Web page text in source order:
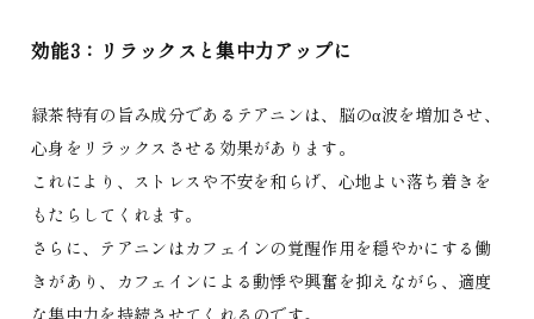
効能3：リラックスと集中力アップに
緑茶特有の旨み成分であるテアニンは、脳のα波を増加させ、
心身をリラックスさせる効果があります。
これにより、ストレスや不安を和らげ、心地よい落ち着きを
もたらしてくれます。
さらに、テアニンはカフェインの覚醒作用を穏やかにする働
きがあり、カフェインによる動悸や興奮を抑えながら、適度